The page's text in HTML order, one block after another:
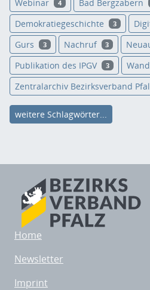
Webinar 4 Bad Bergzabern
Demokratiegeschichte 3
Gurs 3 Nachruf 3
Publikation des IPGV 3
Zentralarchiv Bezirksverband
weitere Schlagwörter...
Home
Newsletter
Imprint